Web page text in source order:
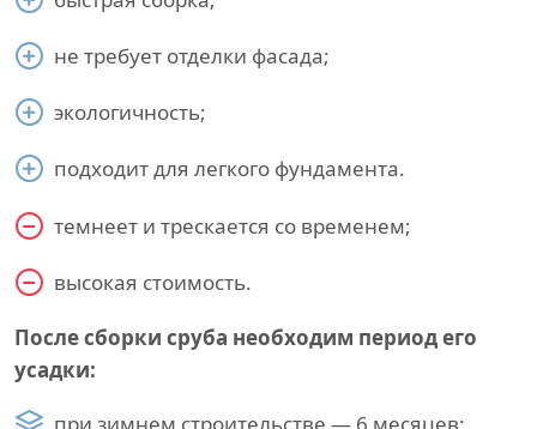
не требует отделки фасада;
экологичность;
подходит для легкого фундамента.
темнеет и трескается со временем;
высокая стоимость.
После сборки сруба необходим период его
усадки:
при зимнем строительстве — 6 месяцев;